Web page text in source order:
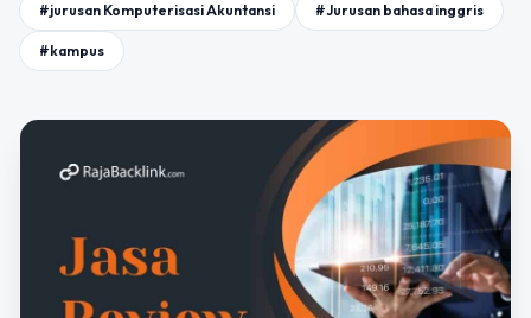
#jurusan Komputerisasi Akuntansi #Jurusan bahasa inggris
#kampus